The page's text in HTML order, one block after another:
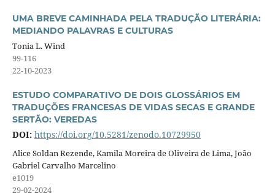
UMA BREVE CAMINHADA PELA TRADUÇÃO LITERÁRIA:
MEDIANDO PALAVRAS E CULTURAS
Tonia L. Wind
99-116
22-10-2023
ESTUDO COMPARATIVO DE DOIS GLOSSÁRIOS EM
TRADUÇÕES FRANCESAS DE VIDAS SECAS E GRANDE
SERTÃO: VEREDAS
DOI: https://doi.org/10.5281/zenodo.10729950
Alice Soldan Rezende, Kamila Moreira de Oliveira de Lima, João
Gabriel Carvalho Marcelino
e1019
29-02-2024